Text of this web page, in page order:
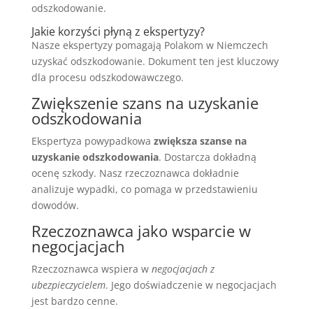
odszkodowanie.
Jakie korzyści płyną z ekspertyzy?
Nasze ekspertyzy pomagają Polakom w Niemczech
uzyskać odszkodowanie. Dokument ten jest kluczowy
dla procesu odszkodowawczego.
Zwiększenie szans na uzyskanie
odszkodowania
Ekspertyza powypadkowa zwiększa szanse na
uzyskanie odszkodowania. Dostarcza dokładną
ocenę szkody. Nasz rzeczoznawca dokładnie
analizuje wypadki, co pomaga w przedstawieniu
dowodów.
Rzeczoznawca jako wsparcie w
negocjacjach
Rzeczoznawca wspiera w negocjacjach z
ubezpieczycielem. Jego doświadczenie w negocjacjach
jest bardzo cenne.